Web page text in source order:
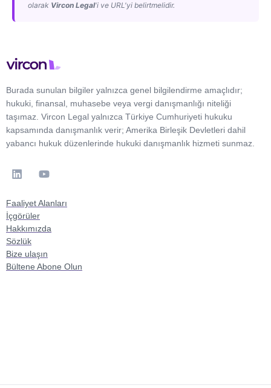
olarak Vircon Legal'i ve URL'yi belirtmelidir.
Burada sunulan bilgiler yalnızca genel bilgilendirme amaçlıdır;
hukuki, finansal, muhasebe veya vergi danışmanlığı niteliği
taşımaz. Vircon Legal yalnızca Türkiye Cumhuriyeti hukuku
kapsamında danışmanlık verir; Amerika Birleşik Devletleri dahil
yabancı hukuk düzenlerinde hukuki danışmanlık hizmeti sunmaz.
Faaliyet Alanları
İçgörüler
Hakkımızda
Sözlük
Bize ulaşın
Bültene Abone Olun